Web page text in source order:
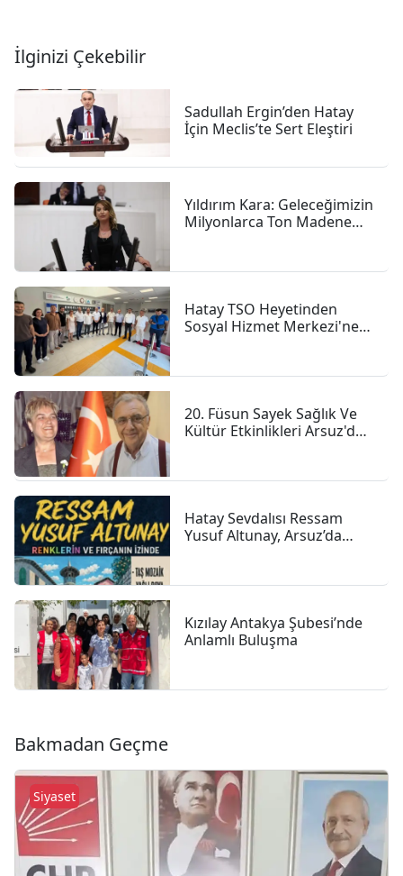
İlginizi Çekebilir
Sadullah Ergin’den Hatay
İçin Meclis’te Sert Eleştiri
Yıldırım Kara: Geleceğimizin
Milyonlarca Ton Madene
Hatay TSO Heyetinden
Sosyal Hizmet Merkezi'ne
20. Füsun Sayek Sağlık Ve
Kültür Etkinlikleri Arsuz'da
Hatay Sevdalısı Ressam
Yusuf Altunay, Arsuz’da
Kızılay Antakya Şubesi’nde
Anlamlı Buluşma
Bakmadan Geçme
Siyaset